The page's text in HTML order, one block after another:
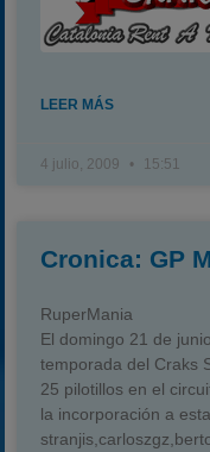
LEER MÁS
4 julio, 2009 15:51
Cronica: GP
RuperMania
El domingo 21 de
temporada del Craks
25 pilotillos en el
la incorporación a